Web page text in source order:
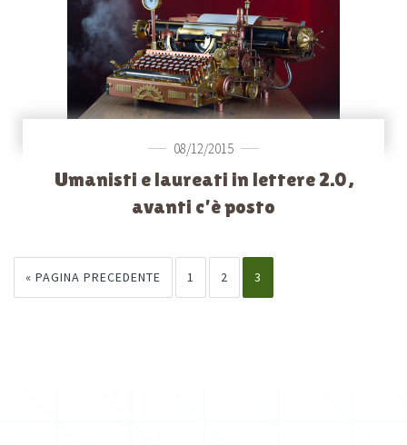
08/12/2015
Umanisti e laureati in lettere 2.0,
avanti c’è posto
« PAGINA PRECEDENTE 1 2 3